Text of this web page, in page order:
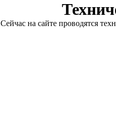
Сейчас на сайте проводятся